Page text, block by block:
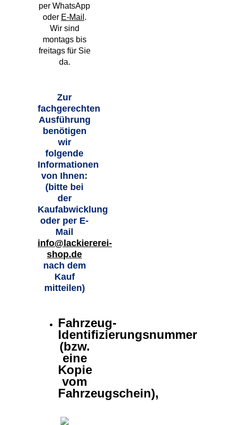
per WhatsApp
oder E-Mail .
Wir sind
montags bis
freitags für Sie
da.
Zur
fachgerechten
Ausführung
benötigen
wir
folgende
Informationen
von Ihnen:
(bitte bei
der
Kaufabwicklung
oder per E-
Mail
info@lackiererei-
shop.de
nach dem
Kauf
mitteilen)
Fahrzeug-
Identifizierungsnummer
(bzw.
eine
Kopie
vom
Fahrzeugschein),